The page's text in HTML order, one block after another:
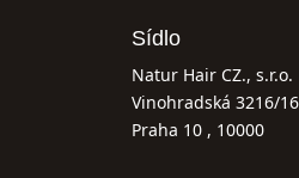
Sídlo
Natur Hair CZ., s.r.o.
Vinohradská 3216/
Praha 10 , 10000